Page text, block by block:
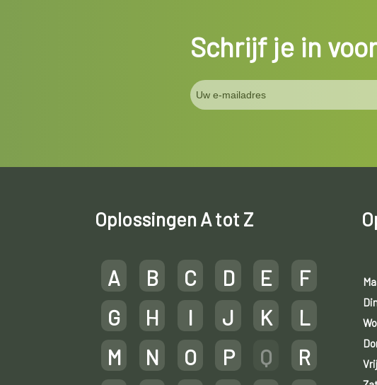
Schrijf je in
Oplossingen A tot Z
A B C D E
F
G
H I J K
L
M
N O P Q
R